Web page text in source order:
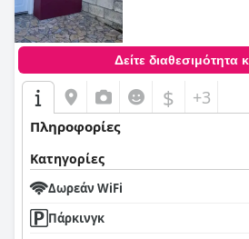
Δείτε διαθεσιμότητα
$ +3
Πληροφορίες
Κατηγορίες
Δωρεάν WiFi
Πάρκινγκ